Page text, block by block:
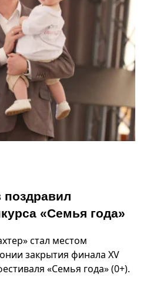
«Семья года»
стал местом
закрытия финала XV
«Семья года» (0+).